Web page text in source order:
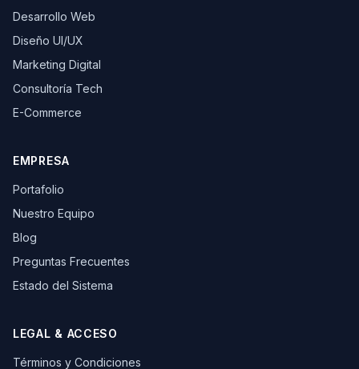
Desarrollo Web
Diseño UI/UX
Marketing Digital
Consultoría Tech
E-Commerce
EMPRESA
Portafolio
Nuestro Equipo
Blog
Preguntas Frecuentes
Estado del Sistema
LEGAL & ACCESO
Términos y Condiciones